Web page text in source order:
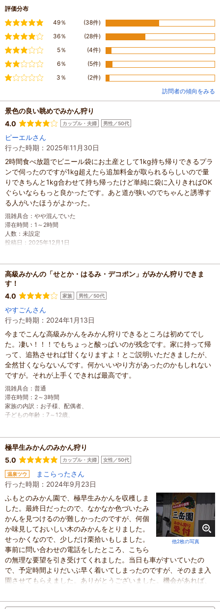
評価分布
満足49％ (38件)
やや満足
36％ (28件)
5％ (4件)
やや不満
6％ (5件)
3％
(2件)
訪問者の傾向をみる
景色の良い眺めでみかん狩り
4.0
カップル・夫婦 男性／50代
ピーエルさん
行った時期：2025年11月30日
2時間食べ放題でビニール袋にお土産として1kg持ち帰りできるプラ
ンで伺ったのですが1kg超えたら追加料金が取られるらしいので量
りできちんと1kg合わせて持ち帰ったけど単純に袋に入りきればOK
ぐらいならもっと良かったです。あと道が狭いのでちゃんと誘導す
る人がいたほうがよかった。
混雑具合 ： やや混んでいた
滞在時間 ： 1～2時間
人数 ： 未設定
投稿日 ： 2025年12月1日
高級みかんの「せとか・はるみ・デコポン」がみかん狩りできま
す！
4.0
家族 男性／50代
やすごんさん
行った時期：2024年1月13日
今までこんな高級みかんをみかん狩りできるところは初めてでし
た。凄い！！！でもちょっと酸っぱいのが残念です。家に持って帰
って、追熟させれば甘くなりますよ！とご説明いただきましたが、
全然甘くならないんです。何かいいやり方があったのかもしれない
ですが。それが上手くできれば最高です。
混雑具合 ： 普通
滞在時間 ： 2～3時間
家族の内訳 ： お子様、 配偶者、
子どもの年齢 ： 7～12歳、
極早生みかんのみかん狩り
5.0
カップル・夫婦 女性／50代
温泉ツウ
まこらったさん
行った時期：2024年9月23日
他2枚の写真
ふもとのみかん園で、極早生みかんを収穫しま
した。最終日だったので、なかなか色づいたみ
かんを見つけるのが難しかったのですが、何個
か味見しておいしい木のみかんをとりました。
せっかくなので、少しだけ栗拾いもしました。
事前に問い合わせの電話をしたところ、こちら
の無理な要望を引き受けてくれました。当日も車がすいていたの
で、予定時間よりだいぶ早く着いてしまったのですが、そのまま入
園させてもらえました。ありがとうございました。機会があれば、
混雑具合：空いていた